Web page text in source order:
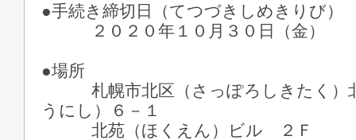
●手続き締切日（てつづきしめきりび）
２０２０年１０月３０日（金）
●場所
札幌市北区（さっぽろしきたく）
うにし）６－１
北苑（ほくえん）ビル ２Ｆ